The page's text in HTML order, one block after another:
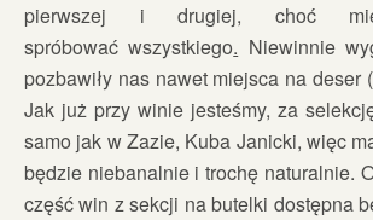
pierwszej i drugiej, choć
spróbować wszystkiego. Niewinnie
pozbawiły nas nawet miejsca na deser
Jak już przy winie jesteśmy, za
samo jak w Zazie, Kuba Janicki, więc
będzie niebanalnie i trochę naturalnie.
część win z sekcji na butelki dostępna